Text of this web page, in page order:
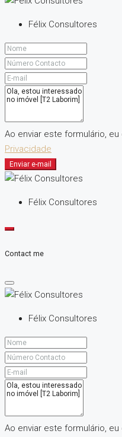
Félix Consultores
Ao enviar este formulário,
Privacidade
Enviar e-mail
Félix Consultores
Contact me
Félix Consultores
Ao enviar este formulário,